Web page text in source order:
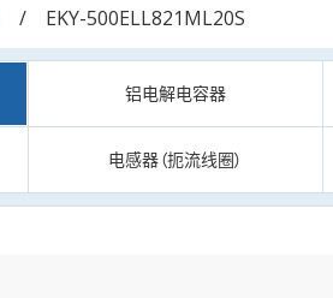
EKY-500ELL821ML20S
铝电解电容器
电感器（扼流线圈）